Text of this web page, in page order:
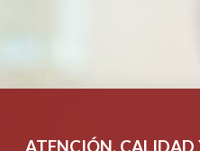
ATENCIÓN, CALIDAD